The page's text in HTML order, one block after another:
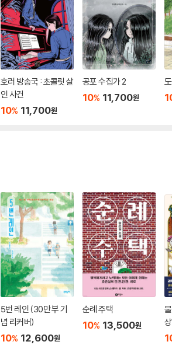
호러 방송국 : 초콜릿 살
인 사건
10% 11,700원
공포 수집가 2
10% 11,700원
5번 레인 (30만 부 기
념 리커버)
10% 12,600원
순례 주택
10% 13,500원